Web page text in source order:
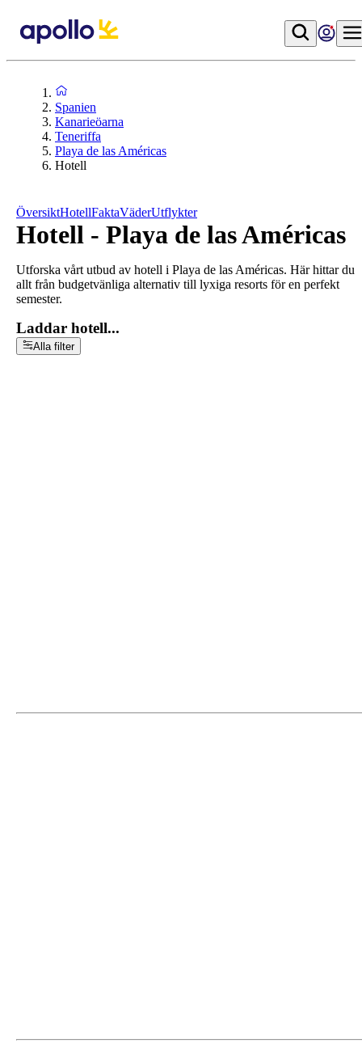
Spanien
Kanarieöarna
Teneriffa
Playa de las Américas
Hotell
ÖversiktHotellFaktaVäderUtflykter
Hotell - Playa de las Américas
Utforska vårt utbud av hotell i Playa de las Américas. Här hittar du
allt från budgetvänliga alternativ till lyxiga resorts för en perfekt
semester.
Laddar hotell...
Alla filter